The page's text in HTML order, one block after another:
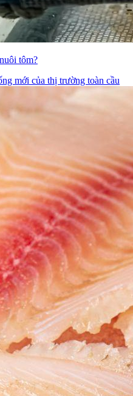
tôm?
mới của thị trường toàn cầu